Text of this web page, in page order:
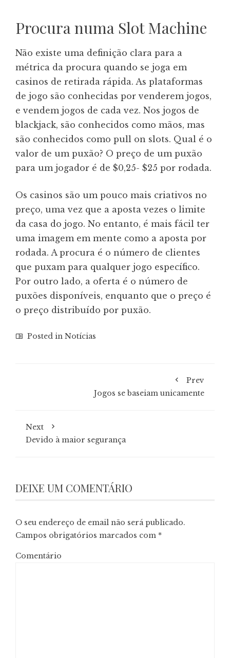
Procura numa Slot Machine
Não existe uma definição clara para a
métrica da procura quando se joga em
casinos de retirada rápida. As plataformas
de jogo são conhecidas por venderem jogos,
e vendem jogos de cada vez. Nos jogos de
blackjack, são conhecidos como mãos, mas
são conhecidos como pull on slots. Qual é o
valor de um puxão? O preço de um puxão
para um jogador é de $0,25- $25 por rodada.
Os casinos são um pouco mais criativos no
preço, uma vez que a aposta vezes o limite
da casa do jogo. No entanto, é mais fácil ter
uma imagem em mente como a aposta por
rodada. A procura é o número de clientes
que puxam para qualquer jogo específico.
Por outro lado, a oferta é o número de
puxões disponíveis, enquanto que o preço é
o preço distribuído por puxão.
Posted in Notícias
Prev
Jogos se baseiam unicamente
Next
Devido à maior segurança
DEIXE UM COMENTÁRIO
O seu endereço de email não será publicado.
Campos obrigatórios marcados com *
Comentário